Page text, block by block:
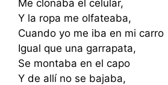
Me clonaba el celular,
Y la ropa me olfateaba,
Cuando yo me iba en mi carro
Igual que una garrapata,
Se montaba en el capo
Y de allí no se bajaba,